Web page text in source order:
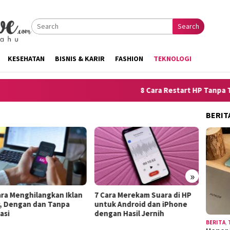
Search
KESEHATAN BISNIS & KARIR FASHION TEKNOLOGI
8 Cara Restart HP Tanpa
»
Merekam Suara di HP
Android dan iPhone
Hasil Jernih
10 Trik Menjelaskan
Kelemahan Diri agar
Terdengar Seperti Kekuatan
10
BERITA